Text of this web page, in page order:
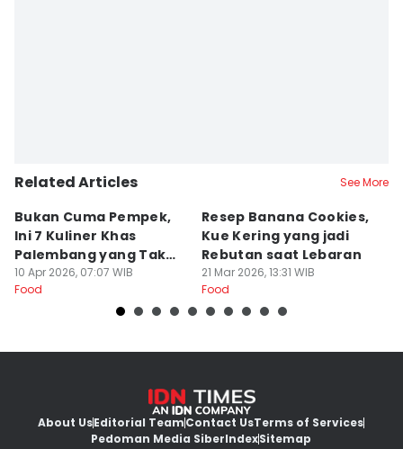
Related Articles See More
Bukan Cuma Pempek,
Ini 7 Kuliner Khas
Palembang yang Tak
Kalah Enak
10 Apr 2026, 07:07 WIB
Food
Resep Banana Cookies,
Kue Kering yang jadi
Rebutan saat Lebaran
21 Mar 2026, 13:31 WIB
Food
About UsEditorial TeamContact UsTerms of Services
Pedoman Media SiberIndexSitemap